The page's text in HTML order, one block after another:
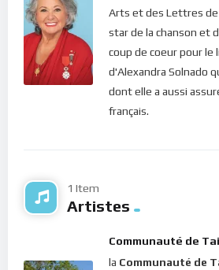
Arts et des Lettres de
star de la chanson et
coup de coeur pour le
d'Alexandra Solnado
dont elle a aussi
français.
1 Item
Artistes
Communauté de
la Communauté de